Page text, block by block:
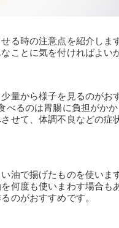
る時の注意点を紹介しま
ことに気を付ければよい
量から様子を見るのがお
べるのは胃腸に負担がか
せて、体調不良などの
油で揚げたものを使いま
何度も使いまわす場合も
のがおすすめです。